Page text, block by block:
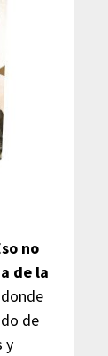
no
de la
de
y